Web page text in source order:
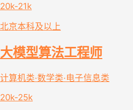
20k-21k
北京本科及以上
大模型算法工程师
计算机类·数学类·电子信息类
20k-25k